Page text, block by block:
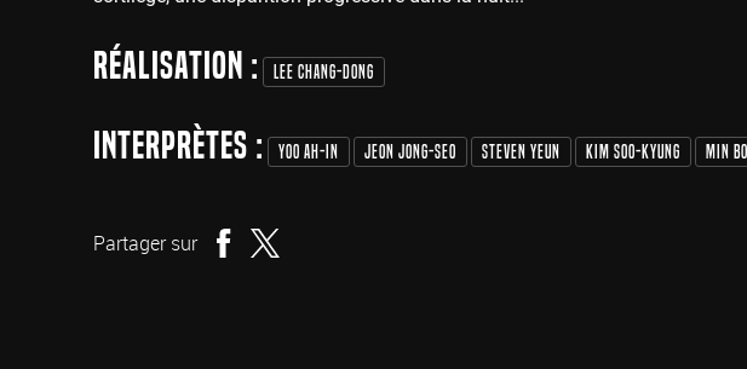
Réalisation : Lee Chang-dong
Interprètes : Yoo Ah-in Jeon Jong-seo Steven Yeun Kim Soo-Kyung Min
Partager sur